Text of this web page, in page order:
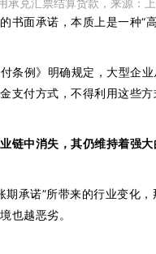
承兑汇票结算货款，来源：
面承诺，本质上是一种“高
条例》明确规定，大型企
支付方式，不得利用这些方
链中消失，其仍维持着强大
承诺”所带来的行业变化
也越恶劣。